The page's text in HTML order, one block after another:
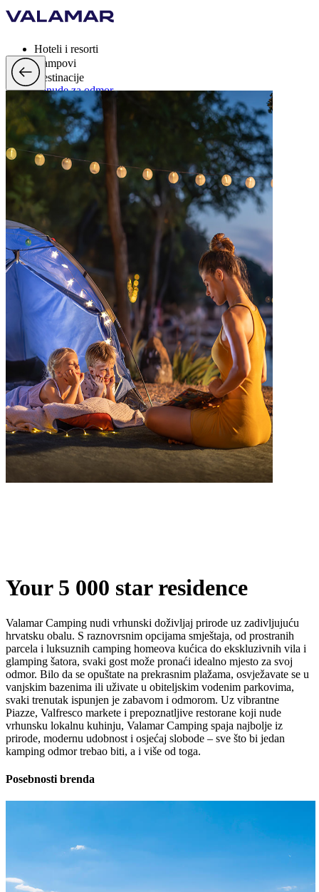
Hoteli i resorti
Kampovi
Destinacije
Ponude za odmor
Valamar Rewards
Brand
Više
hr, EUR
Your 5 000 star residence
Valamar Camping nudi vrhunski doživljaj prirode uz zadivljujuću
hrvatsku obalu. S raznovrsnim opcijama smještaja, od prostranih
parcela i luksuznih camping homeova kućica do ekskluzivnih vila i
glamping šatora, svaki gost može pronaći idealno mjesto za svoj
odmor. Bilo da se opuštate na prekrasnim plažama, osvježavate se u
vanjskim bazenima ili uživate u obiteljskim vodenim parkovima,
svaki trenutak ispunjen je zabavom i odmorom. Uz vibrantne
Piazze, Valfresco markete i prepoznatljive restorane koji nude
vrhunsku lokalnu kuhinju, Valamar Camping spaja najbolje iz
prirode, modernu udobnost i osjećaj slobode – sve što bi jedan
kamping odmor trebao biti, a i više od toga.
Posebnosti brenda